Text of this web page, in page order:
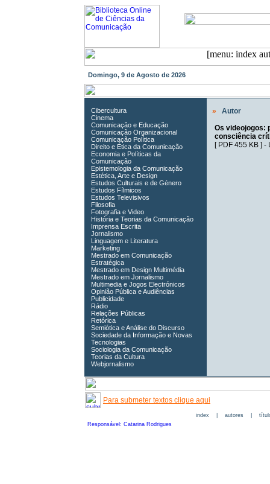
Domingo, 9 de Agosto de 2026
Cibercultura
Cinema
Comunicação e Educação
Comunicação Organizacional
Comunicação Política
Direito e Ética da Comunicação
Economia e Políticas da
Comunicação
Epistemologia da Comunicação
Estética, Arte e Design
Estudos Culturais e de Género
Estudos Fílmicos
Estudos Televisivos
Filosofia
Fotografia e Video
História e Teorias da Comunicação
Imprensa Escrita
Jornalismo
Linguagem e Literatura
Marketing
Mestrado em Comunicação
Estratégica
Mestrado em Design Multimédia
Mestrado em Jornalismo
Multimedia e Jogos Electrónicos
Opinião Pública e Audiências
Publicidade
Rádio
Relações Públicas
Retórica
Semiótica e Análise do Discurso
Sociedade da Informação e Novas
Tecnologias
Sociologia da Comunicação
Teorias da Cultura
Webjornalismo
»
Autor
Os videojogos:
consciência
[ PDF 455 KB] -
Para submeter textos clique aqui
index| autores|